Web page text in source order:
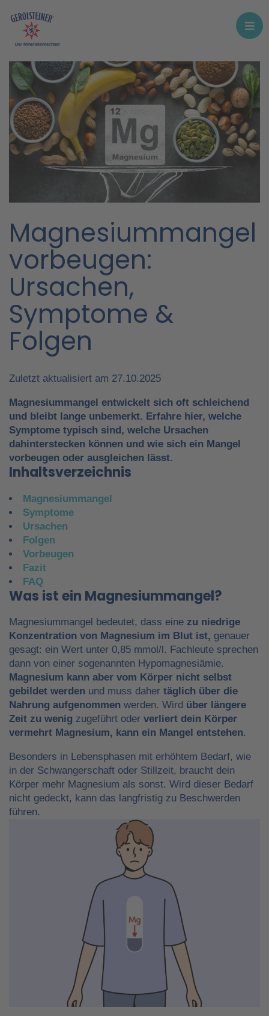
Der Mineralienrechner
Magnesiummangel
vorbeugen:
Ursachen,
Symptome &
Folgen
Zuletzt aktualisiert am 27.10.2025
Magnesiummangel entwickelt sich oft schleichend
und bleibt lange unbemerkt. Erfahre hier, welche
Symptome typisch sind, welche Ursachen
dahinterstecken können und wie sich ein Mangel
vorbeugen oder ausgleichen lässt.
Inhaltsverzeichnis
Magnesiummangel
Symptome
Ursachen
Folgen
Vorbeugen
Fazit
FAQ
Was ist ein Magnesiummangel?
Magnesiummangel bedeutet, dass eine zu niedrige
Konzentration von Magnesium im Blut ist, genauer
gesagt: ein Wert unter 0,85 mmol/l. Fachleute sprechen
dann von einer sogenannten Hypomagnesiämie.
Magnesium kann aber vom Körper nicht selbst
gebildet werden und muss daher täglich über die
Nahrung aufgenommen werden. Wird über längere
Zeit zu wenig zugeführt oder verliert dein Körper
vermehrt Magnesium, kann ein Mangel entstehen.
Besonders in Lebensphasen mit erhöhtem Bedarf, wie
in der Schwangerschaft oder Stillzeit, braucht dein
Körper mehr Magnesium als sonst. Wird dieser Bedarf
nicht gedeckt, kann das langfristig zu Beschwerden
führen.